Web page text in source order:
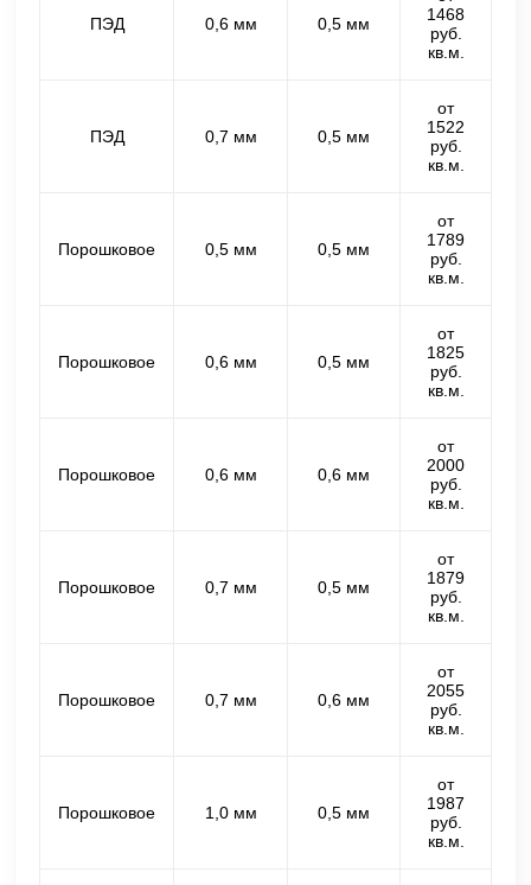
ПЭД 0,6 мм 0,5 мм
1468
руб.
кв.м.
ПЭД 0,7 мм 0,5 мм
от
1522
руб.
кв.м.
Порошковое 0,5 мм 0,5 мм
от
1789
руб.
кв.м.
Порошковое 0,6 мм 0,5 мм
от
1825
руб.
кв.м.
Порошковое 0,6 мм 0,6 мм
от
2000
руб.
кв.м.
Порошковое 0,7 мм 0,5 мм
от
1879
руб.
кв.м.
Порошковое 0,7 мм 0,6 мм
от
2055
руб.
кв.м.
Порошковое 1,0 мм 0,5 мм
от
1987
руб.
кв.м.